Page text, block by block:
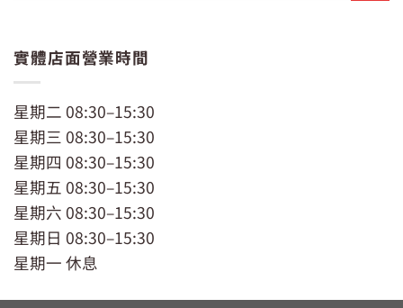
實體店面營業時間
星期二 08:30–15:30
星期三 08:30–15:30
星期四 08:30–15:30
星期五 08:30–15:30
星期六 08:30–15:30
星期日 08:30–15:30
星期一 休息